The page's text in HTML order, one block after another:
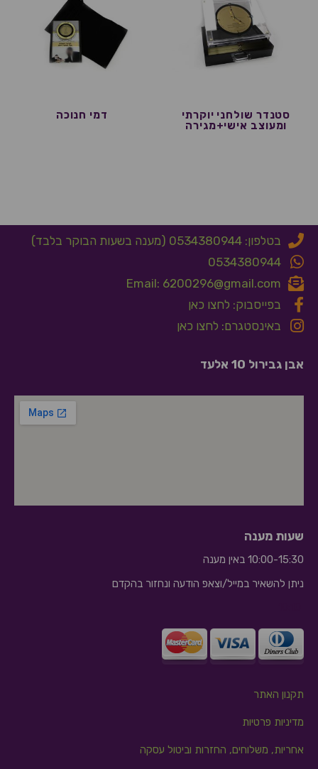
סטנדר שולחני יוקרתי
ומעוצב אישי+מגירה
דמי חנוכה
בטלפון: 0534380944 (מענה בשעות הבוקר בלבד)
0534380944
Email: 6200296@gmail.com
בפייסבוק: לחצו כאן
באינסטגרם: לחצו כאן
אבן גבירול 10 אלעד
שעות מענה
10:00-15:30 באין מענה
ניתן להשאיר במייל/וצאפ הודעה ונחזור בהקדם
תקנון האתר
מדיניות פרטיות
אחריות, משלוחים, החזרות וביטול עסקה